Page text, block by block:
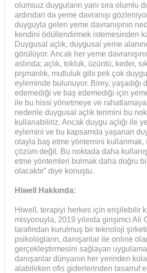
olumsuz duyguların yanı sıra olumlu
ardından da yeme davranışı
duyguyla gelen yeme davranışının
kendini ödüllendirmek istemesinden
Duygusal açlık, duygusal yeme
görülüyor. Ancak her yeme
aslında; açlık, tokluk, üzüntü, keder,
pişmanlık, mutluluk gibi pek çok
eyleminde bulunuyor. Birey, yaşadığı
edemediği ve baş edemediği için
ile bu hissi yönetmeye ve rahatlamaya
nedenle duygusal açlık terimini bu
kullanabiliriz. Ancak duygu açlığı ile
eylemini ve bu kapsamda yaşanan
olayla baş etme yöntemini kullanmak,
çözüm değil. Bu noktada daha
etme yöntemleri bulmak daha doğru
olacaktır” diye konuştu.
Hiwell Hakkında:
Hiwell, terapiyi herkes için erişilebilir
misyonuyla, 2019 yılında girişimci Ali
tarafından kurulmuş bir teknoloji
psikologların, danışanlar ile online
gerçekleştirmesini sağlayan
danışanlar dünyanın her yerinden
alabilirken ofis giderlerinden tasarruf